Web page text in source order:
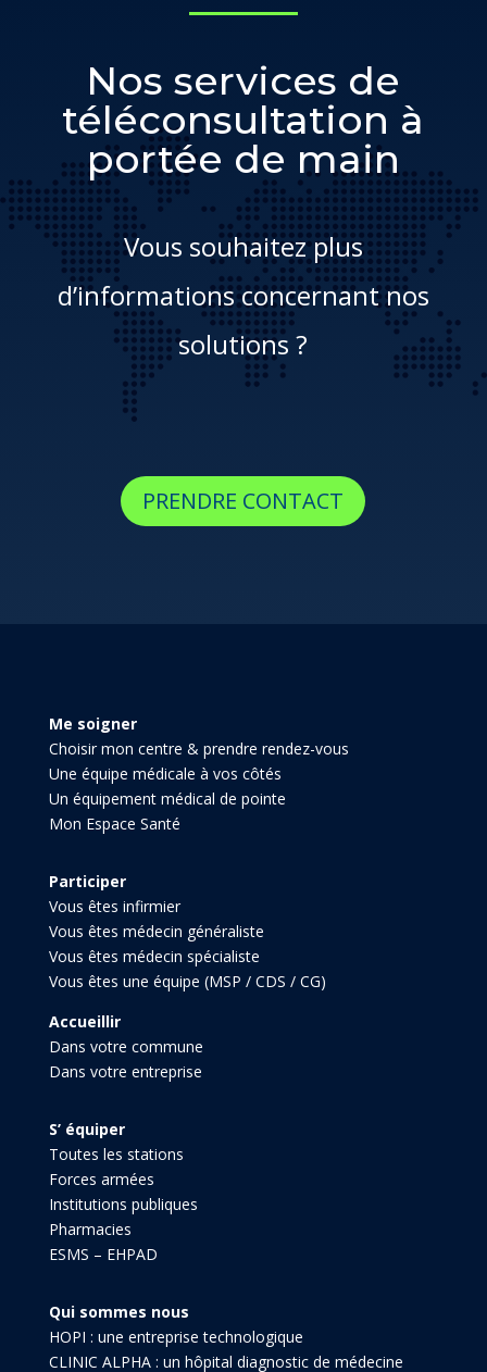
Nos services de
téléconsultation à
portée de main
Vous souhaitez plus
d’informations concernant nos
solutions ?
PRENDRE CONTACT
Me soigner
Choisir mon centre & prendre rendez-vous
Une équipe médicale à vos côtés
Un équipement médical de pointe
Mon Espace Santé
Participer
Vous êtes infirmier
Vous êtes médecin généraliste
Vous êtes médecin spécialiste
Vous êtes une équipe (MSP / CDS / CG)
Accueillir
Dans votre commune
Dans votre entreprise
S’ équiper
Toutes les stations
Forces armées
Institutions publiques
Pharmacies
ESMS – EHPAD
Qui sommes nous
HOPI : une entreprise technologique
CLINIC ALPHA : un hôpital diagnostic de médecine